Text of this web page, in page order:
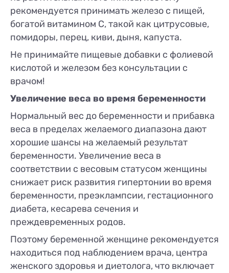
рекомендуется принимать железо с пищей,
богатой витамином С, такой как цитрусовые,
помидоры, перец, киви, дыня, капуста.
Не принимайте пищевые добавки с фолиевой
кислотой и железом без консультации с
врачом!
Увеличение веса во время беременности
Нормальный вес до беременности и прибавка
веса в пределах желаемого диапазона дают
хорошие шансы на желаемый результат
беременности. Увеличение веса в
соответствии с весовым статусом женщины
снижает риск развития гипертонии во время
беременности, преэклампсии, гестационного
диабета, кесарева сечения и
преждевременных родов.
Поэтому беременной женщине рекомендуется
находиться под наблюдением врача, центра
женского здоровья и диетолога, что включает